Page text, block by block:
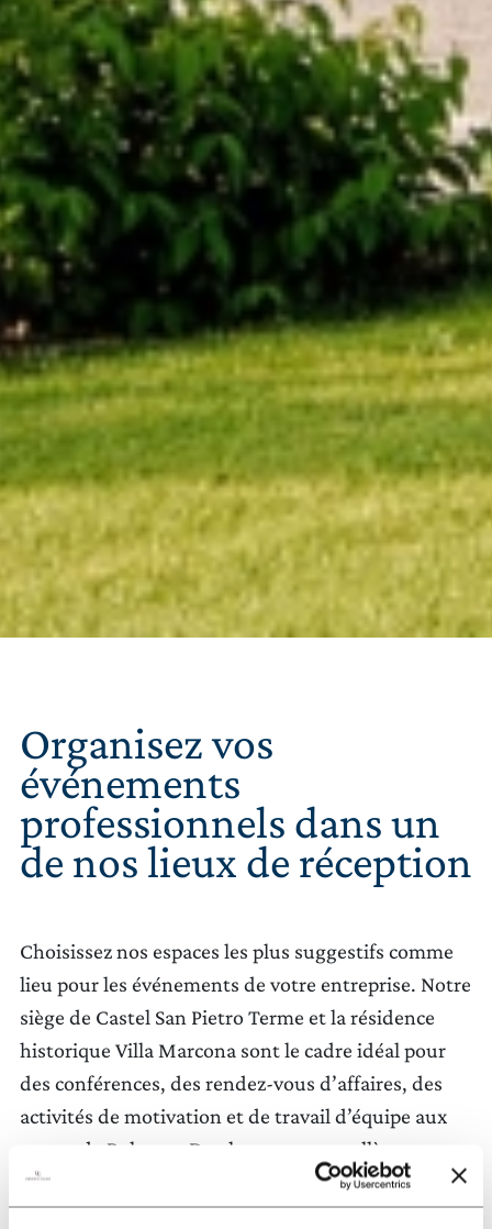
LA TENUTA
ÉVÉNEMENTS D’AFFAIRES
CONTACTS
NOTRE BOUTIQUE
WINE CLUB
ZONE RÉSERVÉE
CERCA UN ARGOMENTO SUL SITO DI UMBERTO
CESARI
Organisez vos
événements
professionnels dans un
de nos lieux de réception
Choisissez nos espaces les plus suggestifs comme
lieu pour les événements de votre entreprise. Notre
siège de Castel San Pietro Terme et la résidence
historique Villa Marcona sont le cadre idéal pour
des conférences, des rendez-vous d’affaires, des
activités de motivation et de travail d’équipe aux
portes de Bologne. De plus, avec vos collègues,
vous pourrez vivre des moments de partage
agréables et de formation grâce à nos expériences